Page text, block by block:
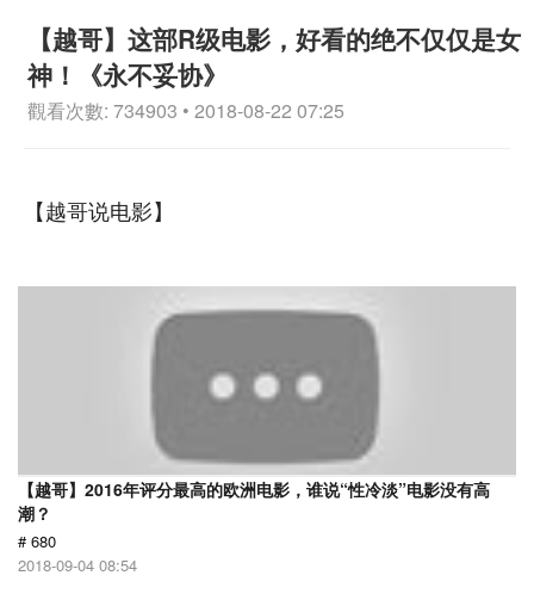
【越哥】这部R级电影，好看的绝不仅仅是女
神！《永不妥协》
觀看次數: 734903 • 2018-08-22 07:25
【越哥说电影】
【越哥】2016年评分最高的欧洲电影，谁说“性冷淡”电影没有高
潮？
# 680
2018-09-04 08:54